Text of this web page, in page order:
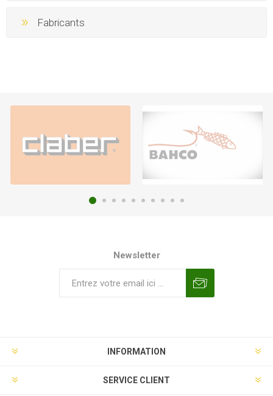
Fabricants
Newsletter
INFORMATION
SERVICE CLIENT